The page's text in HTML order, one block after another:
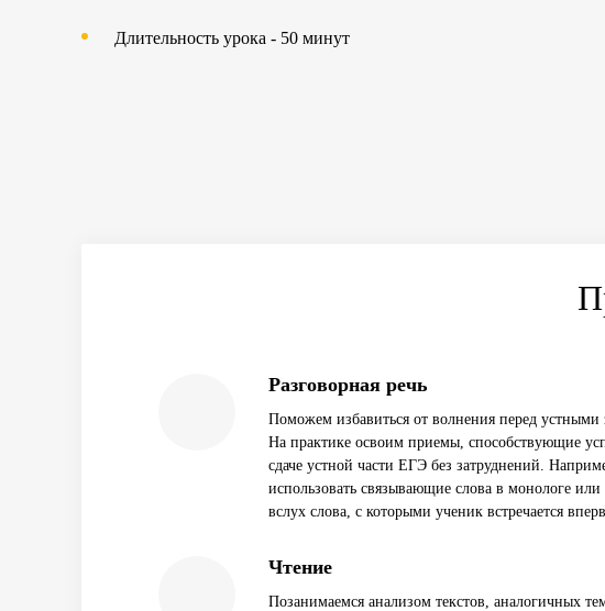
Длительность урока - 50 минут
Разговорная речь
Поможем избавиться от волнения перед устными
На практике освоим приемы, способствующие
сдаче устной части ЕГЭ без затруднений.
использовать связывающие слова в монологе или
вслух слова, с которыми ученик встречается
Чтение
Позанимаемся анализом текстов, аналогичных